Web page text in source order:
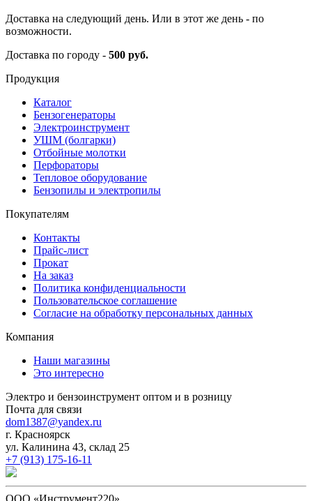
Доставка на следующий день. Или в этот же день - по
возможности.
Доставка по городу - 500 руб.
Продукция
Каталог
Бензогенераторы
Электроинструмент
УШМ (болгарки)
Отбойные молотки
Перфораторы
Тепловое оборудование
Бензопилы и электропилы
Покупателям
Контакты
Прайс-лист
Прокат
На заказ
Политика конфиденциальности
Пользовательское соглашение
Согласие на обработку персональных данных
Компания
Наши магазины
Это интересно
Электро и бензоинструмент оптом и в розницу
Почта для связи
dom1387@yandex.ru
г. Красноярск
ул. Калинина 43, склад 25
+7 (913) 175-16-11